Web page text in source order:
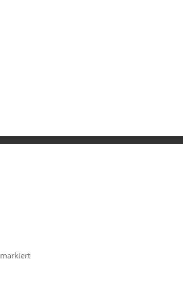
markiert